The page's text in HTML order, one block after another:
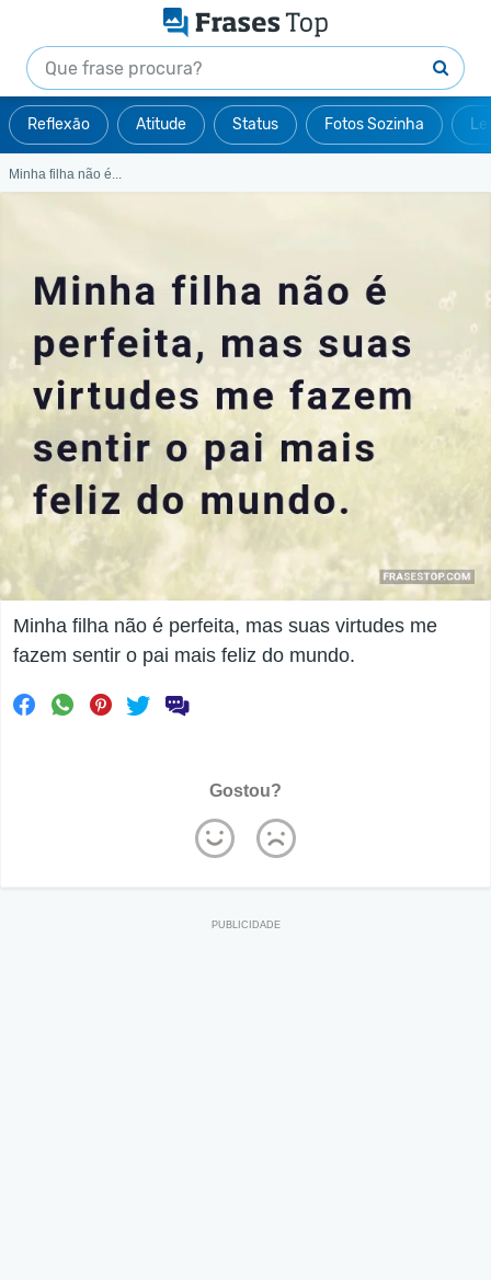
Reflexão Atitude Status Fotos Sozinha
Minha filha não é...
Minha filha não é perfeita, mas suas virtudes me
fazem sentir o pai mais feliz do mundo.
Gostou?